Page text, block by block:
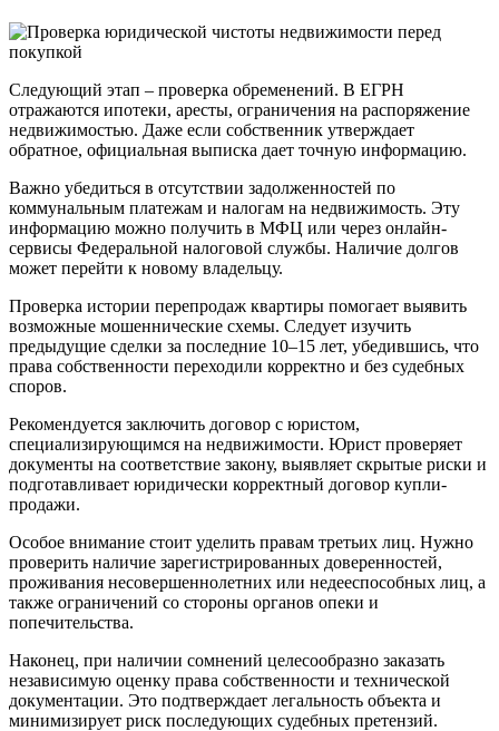
Следующий этап – проверка обременений. В ЕГРН
отражаются ипотеки, аресты, ограничения на распоряжение
недвижимостью. Даже если собственник утверждает
обратное, официальная выписка дает точную информацию.
Важно убедиться в отсутствии задолженностей по
коммунальным платежам и налогам на недвижимость. Эту
информацию можно получить в МФЦ или через онлайн-
сервисы Федеральной налоговой службы. Наличие долгов
может перейти к новому владельцу.
Проверка истории перепродаж квартиры помогает выявить
возможные мошеннические схемы. Следует изучить
предыдущие сделки за последние 10–15 лет, убедившись, что
права собственности переходили корректно и без судебных
споров.
Рекомендуется заключить договор с юристом,
специализирующимся на недвижимости. Юрист проверяет
документы на соответствие закону, выявляет скрытые риски и
подготавливает юридически корректный договор купли-
продажи.
Особое внимание стоит уделить правам третьих лиц. Нужно
проверить наличие зарегистрированных доверенностей,
проживания несовершеннолетних или недееспособных лиц, а
также ограничений со стороны органов опеки и
попечительства.
Наконец, при наличии сомнений целесообразно заказать
независимую оценку права собственности и технической
документации. Это подтверждает легальность объекта и
минимизирует риск последующих судебных претензий.